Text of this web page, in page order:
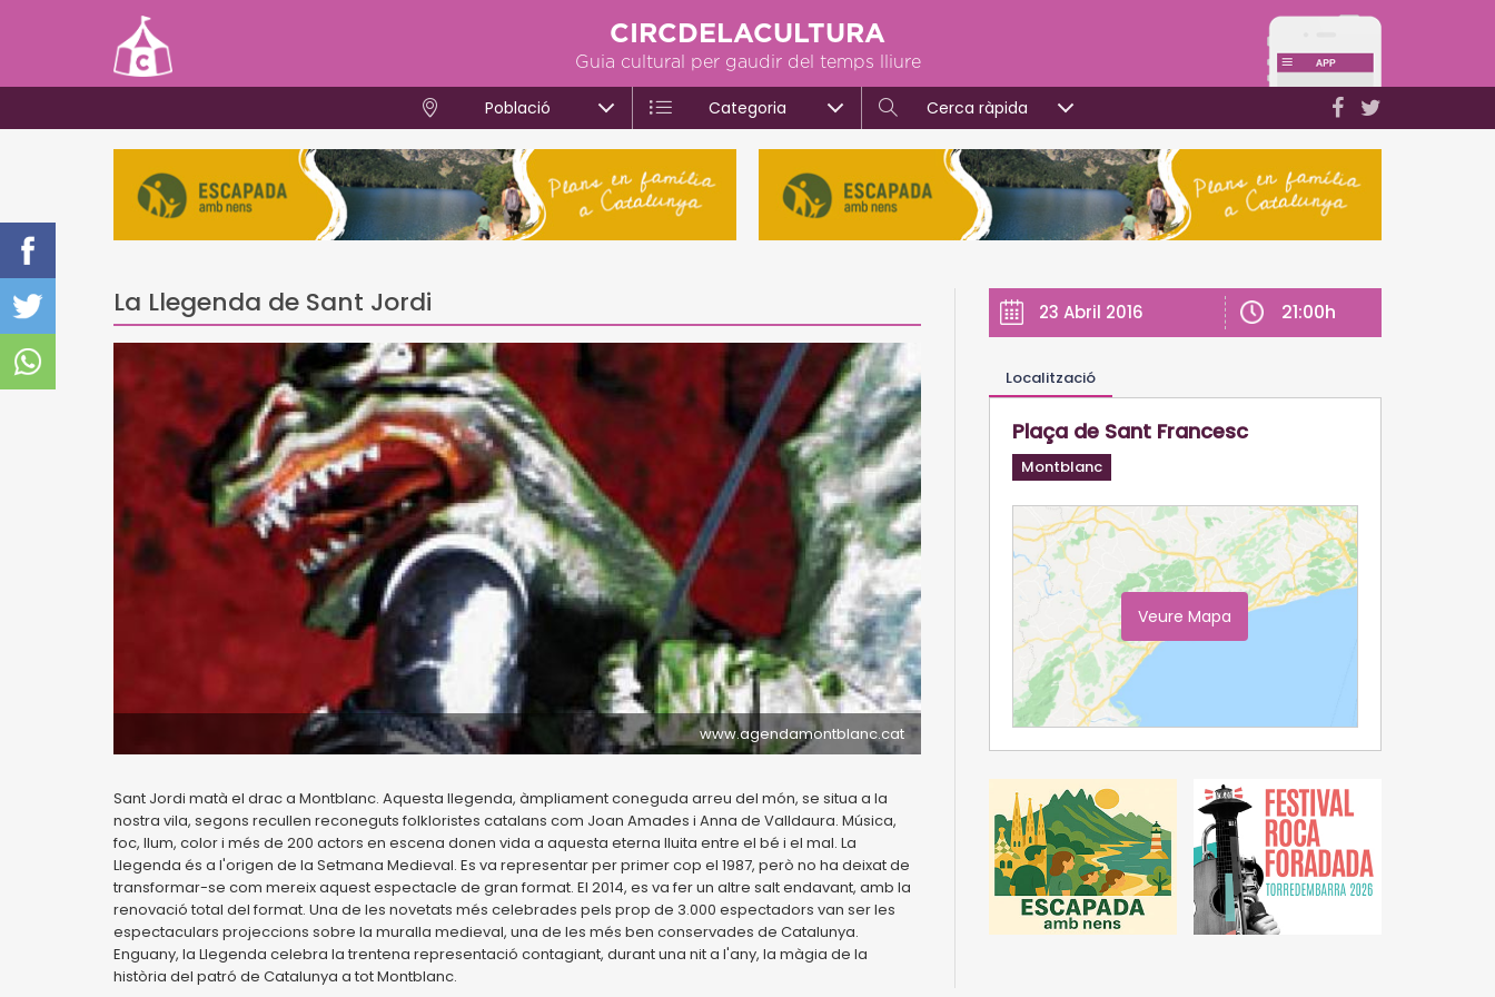
CIRCDELACULTURA
Guia cultural per gaudir del temps lliure
Població Categoria Cerca ràpida
La Llegenda de Sant Jordi
www.agendamontblanc.cat
Sant Jordi matà el drac a Montblanc. Aquesta llegenda, àmpliament coneguda arreu del món, se situa a la
nostra vila, segons recullen reconeguts folkloristes catalans com Joan Amades i Anna de Valldaura. Música,
foc, llum, color i més de 200 actors en escena donen vida a aquesta eterna lluita entre el bé i el mal. La
Llegenda és a l'origen de la Setmana Medieval. Es va representar per primer cop el 1987, però no ha deixat de
transformar-se com mereix aquest espectacle de gran format. El 2014, es va fer un altre salt endavant, amb la
renovació total del format. Una de les novetats més celebrades pels prop de 3.000 espectadors van ser les
espectaculars projeccions sobre la muralla medieval, una de les més ben conservades de Catalunya.
Enguany, la Llegenda celebra la trentena representació contagiant, durant una nit a l'any, la màgia de la
història del patró de Catalunya a tot Montblanc.
23 Abril 2016 21:00h
Localització
Plaça de Sant Francesc
Montblanc
Veure Mapa